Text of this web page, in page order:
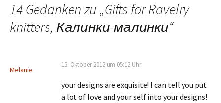
14 Gedanken zu „Gifts for Ravelry
knitters, Калинки-малинки“
Melanie
15. Oktober 2012 um 05:12 Uhr
your designs are exquisite! I can tell you put
a lot of love and your self into your designs!